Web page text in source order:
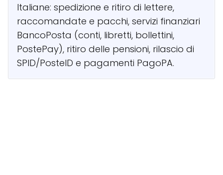
Italiane: spedizione e ritiro di lettere,
raccomandate e pacchi, servizi finanziari
BancoPosta (conti, libretti, bollettini,
PostePay), ritiro delle pensioni, rilascio di
SPID/PosteID e pagamenti PagoPA.